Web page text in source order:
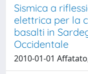
Sismica a
elettrica per la
basalti in
Occidentale
2010-01-01